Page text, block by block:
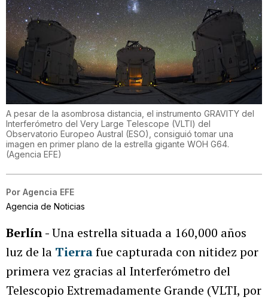
A pesar de la asombrosa distancia, el instrumento GRAVITY del
Interferómetro del Very Large Telescope (VLTI) del
Observatorio Europeo Austral (ESO), consiguió tomar una
imagen en primer plano de la estrella gigante WOH G64.
(Agencia EFE)
Por Agencia EFE
Agencia de Noticias
Berlín -Una estrella situada a 160,000 años
luz de la Tierrafue capturada con nitidez por
primera vez gracias al Interferómetro del
Telescopio Extremadamente Grande (VLTI, por